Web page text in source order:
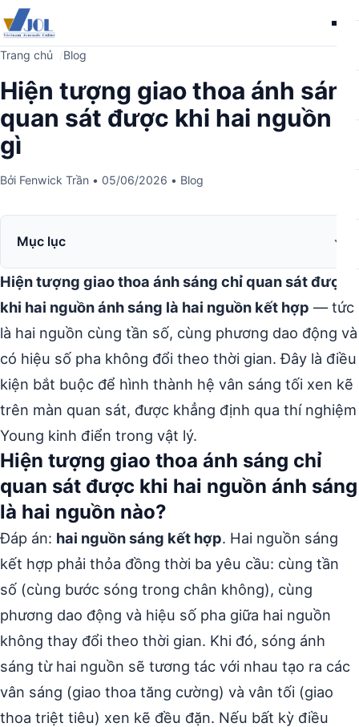
Trang chủ Blog
Hiện tượng giao thoa ánh sáng
quan sát được khi hai nguồn là
gì
Bởi Fenwick Trần • 05/06/2026 • Blog
Mục lục
Hiện tượng giao thoa ánh sáng chỉ quan sát được
khi hai nguồn ánh sáng là hai nguồn kết hợp — tức
là hai nguồn cùng tần số, cùng phương dao động và
có hiệu số pha không đổi theo thời gian. Đây là điều
kiện bắt buộc để hình thành hệ vân sáng tối xen kẽ
trên màn quan sát, được khẳng định qua thí nghiệm
Young kinh điển trong vật lý.
Hiện tượng giao thoa ánh sáng chỉ
quan sát được khi hai nguồn ánh sáng
là hai nguồn nào?
Đáp án: hai nguồn sáng kết hợp. Hai nguồn sáng
kết hợp phải thỏa đồng thời ba yêu cầu: cùng tần
số (cùng bước sóng trong chân không), cùng
phương dao động và hiệu số pha giữa hai nguồn
không thay đổi theo thời gian. Khi đó, sóng ánh
sáng từ hai nguồn sẽ tương tác với nhau tạo ra các
vân sáng (giao thoa tăng cường) và vân tối (giao
thoa triệt tiêu) xen kẽ đều đặn. Nếu bất kỳ điều